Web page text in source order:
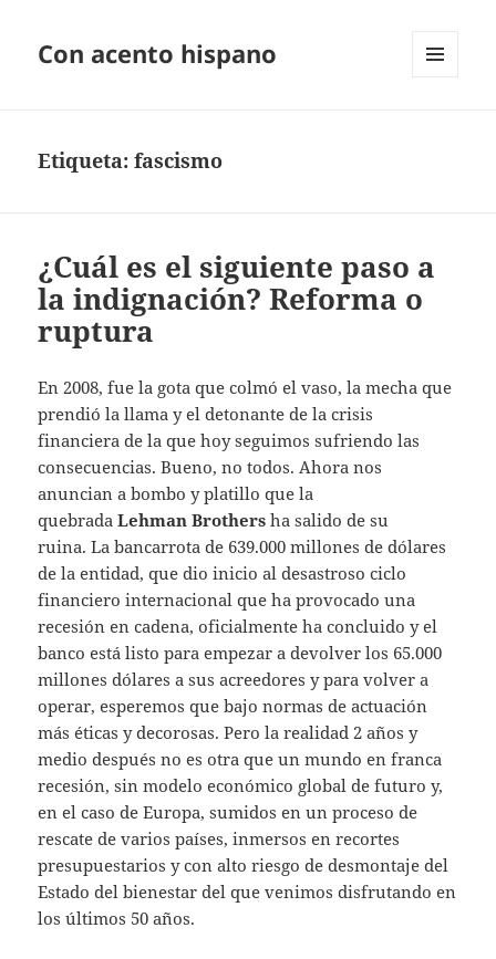
Con acento hispano
Etiqueta:fascismo
¿Cuál es el siguiente paso a
la indignación? Reforma o
ruptura
En 2008, fue la gota que colmó el vaso, la mecha que
prendió la llama y el detonante de la crisis
financiera de la que hoy seguimos sufriendo las
consecuencias. Bueno, no todos. Ahora nos
anuncian a bombo y platillo que la
quebradaLehman Brothersha salido de su
ruina. La bancarrota de 639.000 millones de dólares
de la entidad, que dio inicio al desastroso ciclo
financiero internacional que ha provocado una
recesión en cadena, oficialmente ha concluido y el
banco está listo para empezar a devolver los 65.000
millones dólares a sus acreedores y para volver a
operar, esperemos que bajo normas de actuación
más éticas y decorosas. Pero la realidad 2 años y
medio después no es otra que un mundo en franca
recesión, sin modelo económico global de futuro y,
en el caso de Europa, sumidos en un proceso de
rescate de varios países, inmersos en recortes
presupuestarios y con alto riesgo de desmontaje del
Estado del bienestar del que venimos disfrutando en
los últimos 50 años.